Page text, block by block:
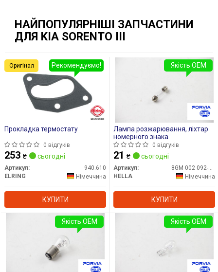
НАЙПОПУЛЯРНІШІ ЗАПЧАСТИНИ
ДЛЯ KIA SORENTO III
Прокладка термостату
0 відгуків
253 ₴ сьогодні
Артикул:
940.610
ELRING
Німеччина
КУПИТИ
Рекомендуємо!
Оригінал
Лампа розжарювання, ліхтар
номерного знака
0 відгуків
21 ₴ сьогодні
Артикул:
8GM 002 092-121
HELLA
Німеччина
КУПИТИ
Якість OEM
Якість OEM Якість OEM